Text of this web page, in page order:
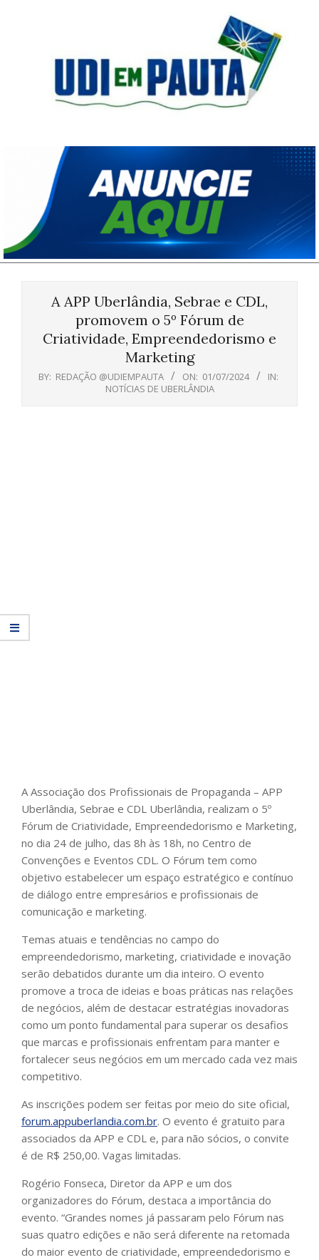
Pauta
A APP Uberlândia, Sebrae e CDL,
promovem o 5º Fórum de
Criatividade, Empreendedorismo e
Marketing
BY: REDAÇÃO @UDIEMPAUTA ON: 01/07/2024
IN:
NOTÍCIAS DE UBERLÂNDIA
A Associação dos Profissionais de Propaganda – APP
Uberlândia, Sebrae e CDL Uberlândia, realizam o 5º
Fórum de Criatividade, Empreendedorismo e Marketing,
no dia 24 de julho, das 8h às 18h, no Centro de
Convenções e Eventos CDL. O Fórum tem como
objetivo estabelecer um espaço estratégico e contínuo
de diálogo entre empresários e profissionais de
comunicação e marketing.
Temas atuais e tendências no campo do
empreendedorismo, marketing, criatividade e inovação
serão debatidos durante um dia inteiro. O evento
promove a troca de ideias e boas práticas nas relações
de negócios, além de destacar estratégias inovadoras
como um ponto fundamental para superar os desafios
que marcas e profissionais enfrentam para manter e
fortalecer seus negócios em um mercado cada vez mais
competitivo.
As inscrições podem ser feitas por meio do site oficial,
forum.appuberlandia.com.br. O evento é gratuito para
associados da APP e CDL e, para não sócios, o convite
é de R$ 250,00. Vagas limitadas.
Rogério Fonseca, Diretor da APP e um dos
organizadores do Fórum, destaca a importância do
evento. “Grandes nomes já passaram pelo Fórum nas
suas quatro edições e não será diferente na retomada
do maior evento de criatividade, empreendedorismo e